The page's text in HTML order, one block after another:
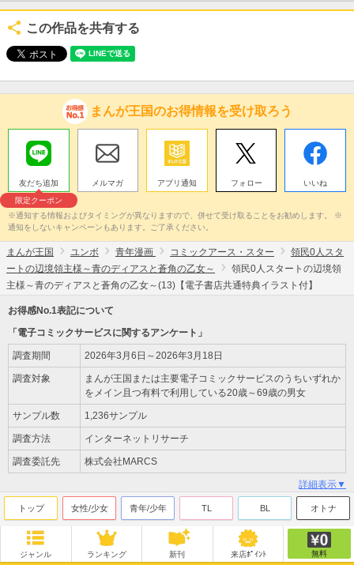
この作品を共有する
まんが王国のお得情報を受け取ろう
友だち追加
限定クーポン
メルマガ アプリ通知 フォロー いいね
※通知する情報およびタイミングが異なりますので、併せて受け取ることをお勧めします。 ※
通知をしないキャンペーンもあります。ご了承ください。
まんが王国 ユンボ 青年漫画 コミックアース・スター
領民0人スタ
ートの辺境領主様～青のディアスと蒼角の乙女～
領民0人スタートの辺境領
主様～青のディアスと蒼角の乙女～(13)【電子書店共通特典イラスト付】
お得感No.1表記について
「電子コミックサービスに関するアンケート」
調査期間 2026年3月6日～2026年3月18日
調査対象
まんが王国または主要電子コミックサービスのうちいずれか
をメイン且つ有料で利用している20歳～69歳の男女
サンプル数 1,236サンプル
調査方法 インターネットリサーチ
調査委託先 株式会社MARCS
詳細表示▼
トップ 女性/少女 青年/少年 TL BL オトナ
ジャンル ランキング 新刊 来店ﾎﾟｲﾝﾄ 無料